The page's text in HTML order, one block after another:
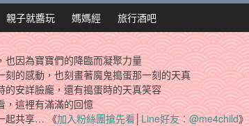
親子就醬玩 媽媽經 旅行酒吧
也因為寶寶們的降臨而凝聚力量
刻的感動，也刻畫著魔鬼搗蛋那一刻的天真
的安詳臉龐，還有搗蛋時的天真笑容
，這裡有滿滿的回憶
起共享… 《加入粉絲團搶先看│Line好友：@me4child》